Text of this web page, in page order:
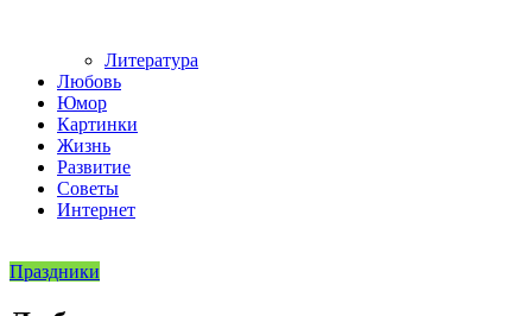
Литература
Любовь
Юмор
Картинки
Жизнь
Развитие
Советы
Интернет
Праздники